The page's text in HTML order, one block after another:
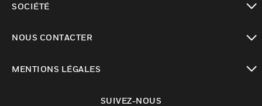
SOCIÉTÉ
NOUS CONTACTER
MENTIONS LÉGALES
SUIVEZ-NOUS